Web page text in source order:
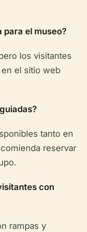
para el museo?
los visitantes
el sitio web
tanto en
reservar
con
rampas y